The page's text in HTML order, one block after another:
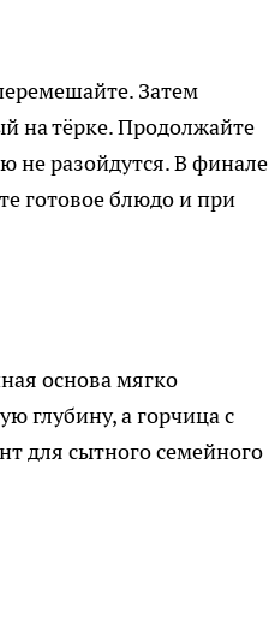
Затем
на тёрке. Продолжайте
не разойдутся. В финале
готовое блюдо и при
основа мягко
глубину, а горчица с
для сытного семейного